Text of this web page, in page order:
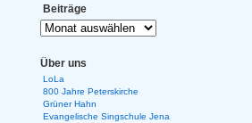
Beiträge
Über uns
LoLa
800 Jahre Peterskirche
Grüner Hahn
Evangelische Singschule Jena